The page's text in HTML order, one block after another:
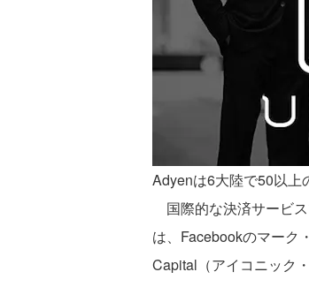
Adyenは6大陸で50以上
国際的な決済サービ
は、Facebookのマーク
Capital（アイコニック